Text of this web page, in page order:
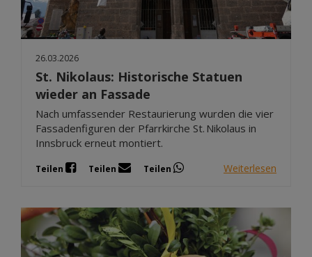
26.03.2026
St. Nikolaus: Historische Statuen
wieder an Fassade
Nach umfassender Restaurierung wurden die vier
Fassadenfiguren der Pfarrkirche St. Nikolaus in
Innsbruck erneut montiert.
Teilen Teilen Teilen Weiterlesen